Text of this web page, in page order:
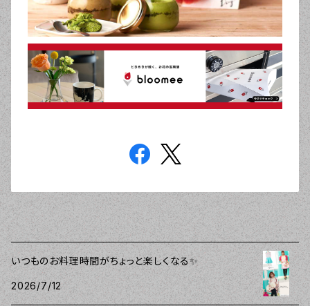
いつものお料理時間がちょっと楽しくなる✨
2026/7/12